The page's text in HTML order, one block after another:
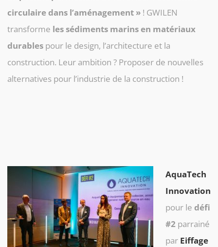
circulaire dans l’aménagement » ! GWILEN
transforme les sédiments marins en matériaux
durables pour le design, l’architecture et la
construction. Leur ambition ? Proposer de nouvelles
alternatives pour l’industrie de la construction !
AquaTech
Innovation
pour le défi
#2 parrainé
par Eiffage